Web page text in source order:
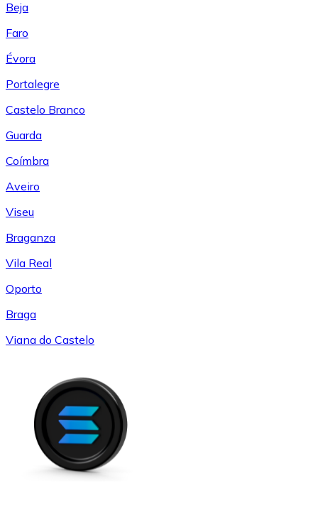
Beja
Faro
Évora
Portalegre
Castelo Branco
Guarda
Coímbra
Aveiro
Viseu
Braganza
Vila Real
Oporto
Braga
Viana do Castelo